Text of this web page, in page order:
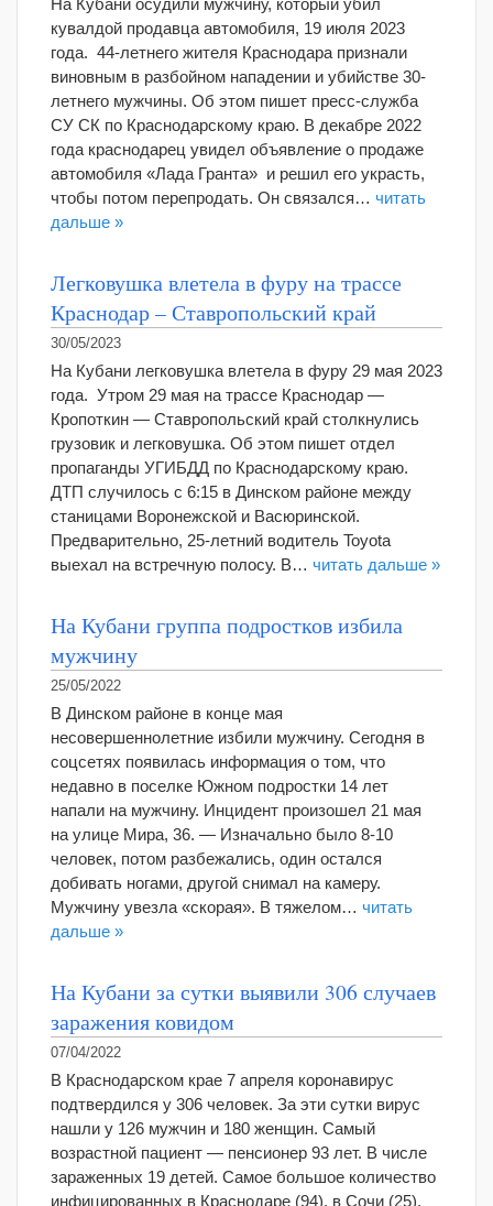
На Кубани осудили мужчину, который убил
кувалдой продавца автомобиля, 19 июля 2023
года. 44-летнего жителя Краснодара признали
виновным в разбойном нападении и убийстве 30-
летнего мужчины. Об этом пишет пресс-служба
СУ СК по Краснодарскому краю. В декабре 2022
года краснодарец увидел объявление о продаже
автомобиля «Лада Гранта» и решил его украсть,
чтобы потом перепродать. Он связался… читать
дальше »
Легковушка влетела в фуру на трассе
Краснодар – Ставропольский край
30/05/2023
На Кубани легковушка влетела в фуру 29 мая 2023
года. Утром 29 мая на трассе Краснодар —
Кропоткин — Ставропольский край столкнулись
грузовик и легковушка. Об этом пишет отдел
пропаганды УГИБДД по Краснодарскому краю.
ДТП случилось с 6:15 в Динском районе между
станицами Воронежской и Васюринской.
Предварительно, 25-летний водитель Toyota
выехал на встречную полосу. В… читать дальше »
На Кубани группа подростков избила
мужчину
25/05/2022
В Динском районе в конце мая
несовершеннолетние избили мужчину. Сегодня в
соцсетях появилась информация о том, что
недавно в поселке Южном подростки 14 лет
напали на мужчину. Инцидент произошел 21 мая
на улице Мира, 36. — Изначально было 8-10
человек, потом разбежались, один остался
добивать ногами, другой снимал на камеру.
Мужчину увезла «скорая». В тяжелом… читать
дальше »
На Кубани за сутки выявили 306 случаев
заражения ковидом
07/04/2022
В Краснодарском крае 7 апреля коронавирус
подтвердился у 306 человек. За эти сутки вирус
нашли у 126 мужчин и 180 женщин. Самый
возрастной пациент — пенсионер 93 лет. В числе
зараженных 19 детей. Самое большое количество
инфицированных в Краснодаре (94), в Сочи (25),